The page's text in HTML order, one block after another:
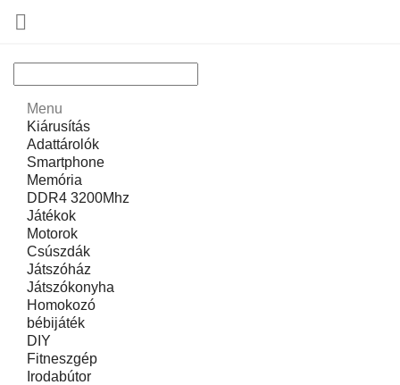

Menu
Kiárusítás
Adattárolók
Smartphone
Memória
DDR4 3200Mhz
Játékok
Motorok
Csúszdák
Játszóház
Játszókonyha
Homokozó
bébijáték
DIY
Fitneszgép
Irodabútor